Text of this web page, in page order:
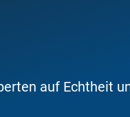
auf Echtheit